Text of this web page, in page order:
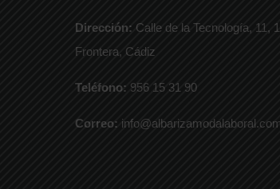
Dirección: Calle de la Tecnología, 11,
Frontera, Cádiz
Teléfono: 956 15 31 90
Correo: